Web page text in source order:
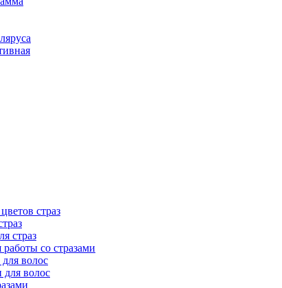
страз
страз
со стразами
волос
для волос